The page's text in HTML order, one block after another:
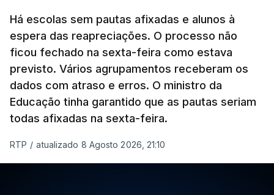
Há escolas sem pautas afixadas e alunos à
espera das reapreciações. O processo não
ficou fechado na sexta-feira como estava
previsto. Vários agrupamentos receberam os
dados com atraso e erros. O ministro da
Educação tinha garantido que as pautas seriam
todas afixadas na sexta-feira.
RTP / atualizado 8 Agosto 2026, 21:10